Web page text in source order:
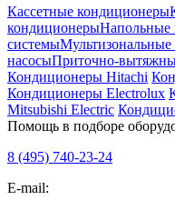
Кассетные кондиционеры
кондиционерыНапольные
системы
насосыПриточно-
Кондиционеры Hitachi
Кондиционеры Electrolux
Mitsubishi Electric
Помощь в подборе
8 (495) 740-23-24
E-mail: